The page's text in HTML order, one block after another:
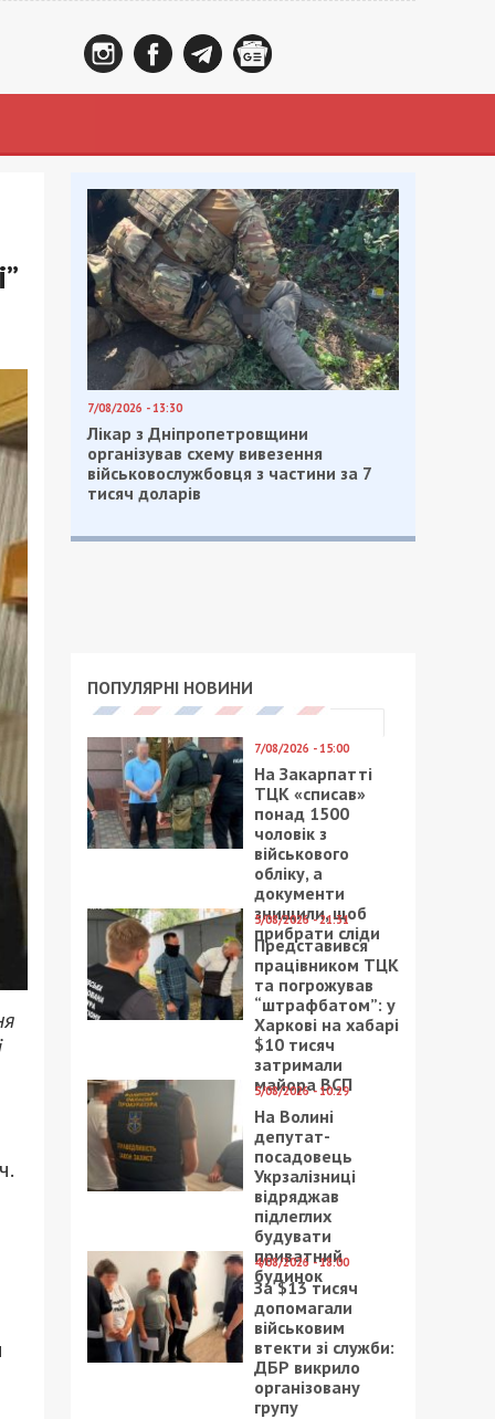
7/08/2026 - 13:30
Лікар з Дніпропетровщини
організував схему вивезення
військовослужбовця з частини за 7
тисяч доларів
ПОПУЛЯРНІ НОВИНИ
7/08/2026 - 15:00
На Закарпатті
ТЦК «списав»
понад 1500
чоловік з
військового
обліку, а
документи
знищили, щоб
прибрати сліди
5/08/2026 - 21:31
Представився
працівником ТЦК
та погрожував
“штрафбатом”: у
Харкові на хабарі
$10 тисяч
затримали
майора ВСП
5/08/2026 - 10:29
На Волині
депутат-
посадовець
Укрзалізниці
відряджав
підлеглих
будувати
приватний
будинок
4/08/2026 - 18:00
За $13 тисяч
допомагали
військовим
втекти зі служби:
ДБР викрило
організовану
групу